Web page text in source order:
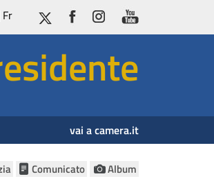
Fr
vai a camera.it
Comunicato Album